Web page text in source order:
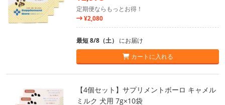
定期便ならもっとお得！
¥2,080
最短 8/8（土） にお届け
カートに入れる
【4個セット】サプリメントボーロ キャメル
ミルク 犬用 7g×10袋